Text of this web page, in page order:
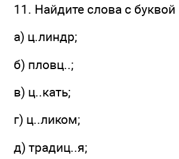
11. Найдите слова с буквой
а) ц.линдр;
б) пловц..;
в) ц..кать;
г) ц..ликом;
д) традиц..я;